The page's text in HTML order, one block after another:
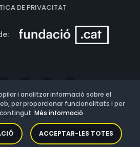
DE PRIVACITAT
3.13.0.202607011342
i analitzar informació sobre el
per proporcionar funcionalitats i per
Més informació
ACCEPTAR-LES TOTES